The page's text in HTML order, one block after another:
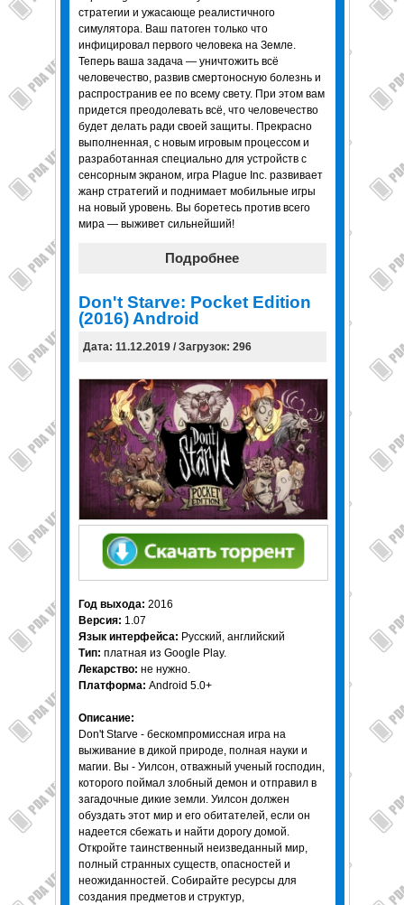
стратегии и ужасающе реалистичного
симулятора. Ваш патоген только что
инфицировал первого человека на Земле.
Теперь ваша задача — уничтожить всё
человечество, развив смертоносную болезнь и
распространив ее по всему свету. При этом вам
придется преодолевать всё, что человечество
будет делать ради своей защиты. Прекрасно
выполненная, с новым игровым процессом и
разработанная специально для устройств с
сенсорным экраном, игра Plague Inc. развивает
жанр стратегий и поднимает мобильные игры
на новый уровень. Вы боретесь против всего
мира — выживет сильнейший!
Подробнее
Don't Starve: Pocket Edition
(2016) Android
Дата: 11.12.2019 / Загрузок: 296
Год выхода: 2016
Версия: 1.07
Язык интерфейса: Русский, английский
Тип: платная из Google Play.
Лекарство: не нужно.
Платформа: Android 5.0+
Описание:
Don't Starve - бескомпромиссная игра на
выживание в дикой природе, полная науки и
магии. Вы - Уилсон, отважный ученый господин,
которого поймал злобный демон и отправил в
загадочные дикие земли. Уилсон должен
обуздать этот мир и его обитателей, если он
надеется сбежать и найти дорогу домой.
Откройте таинственный неизведанный мир,
полный странных существ, опасностей и
неожиданностей. Собирайте ресурсы для
создания предметов и структур,